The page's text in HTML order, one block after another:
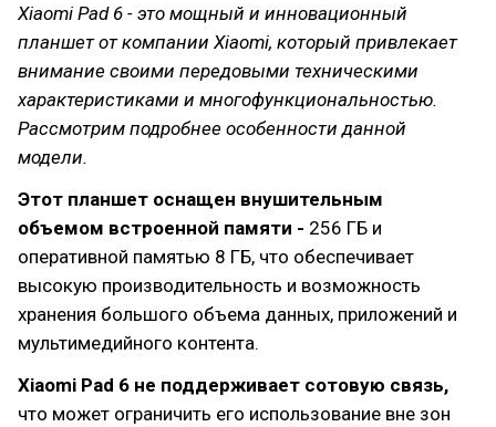
Xiaomi Pad 6 - это мощный и инновационный
планшет от компании Xiaomi, который привлекает
внимание своими передовыми техническими
характеристиками и многофункциональностью.
Рассмотрим подробнее особенности данной
модели.
Этот планшет оснащен внушительным
объемом встроенной памяти - 256 ГБ и
оперативной памятью 8 ГБ, что обеспечивает
высокую производительность и возможность
хранения большого объема данных, приложений и
мультимедийного контента.
Xiaomi Pad 6 не поддерживает сотовую связь,
что может ограничить его использование вне зон